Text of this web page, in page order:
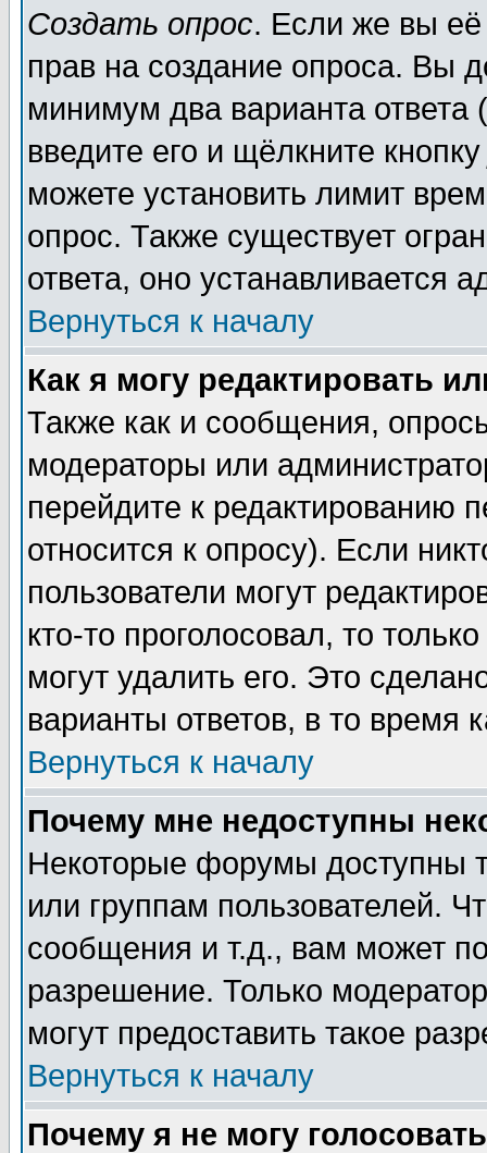
Создать опрос. Если же вы её
прав на создание опроса. Вы
минимум два варианта ответа
введите его и щёлкните
можете установить лимит
опрос. Также существует
ответа, оно устанавливается
Вернуться к началу
Как я могу редактировать
Также как и сообщения,
модераторы или
перейдите к редактированию
относится к опросу). Если
пользователи могут
кто-то проголосовал, то
могут удалить его. Это
варианты ответов, в то время
Вернуться к началу
Почему мне недоступны
Некоторые форумы доступны
или группам пользователей.
сообщения и т.д., вам может
разрешение. Только
могут предоставить такое
Вернуться к началу
Почему я не могу